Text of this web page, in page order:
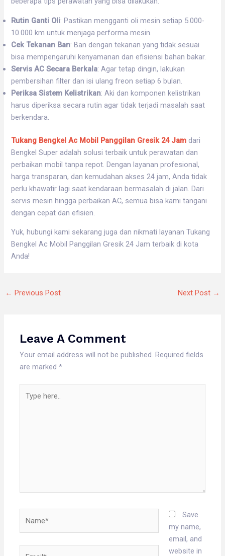
Rutin Ganti Oli: Pastikan mengganti oli mesin setiap 5.000-
10.000 km untuk menjaga performa mesin.
Cek Tekanan Ban: Ban dengan tekanan yang tidak sesuai
bisa mempengaruhi kenyamanan dan efisiensi bahan bakar.
Servis AC Secara Berkala: Agar tetap dingin, lakukan
pembersihan filter dan isi ulang freon setiap 6 bulan.
Periksa Sistem Kelistrikan: Aki dan komponen kelistrikan
harus diperiksa secara rutin agar tidak terjadi masalah saat
berkendara.
Tukang Bengkel Ac Mobil Panggilan Gresik 24 Jam dari
Bengkel Super adalah solusi terbaik untuk perawatan dan
perbaikan mobil tanpa repot. Dengan layanan profesional,
harga transparan, dan kemudahan akses 24 jam, Anda tidak
perlu khawatir lagi saat kendaraan bermasalah di jalan. Dari
servis mesin hingga perbaikan AC, semua bisa kami tangani
dengan cepat dan efisien.
Yuk, hubungi kami sekarang juga dan nikmati layanan Tukang
Bengkel Ac Mobil Panggilan Gresik 24 Jam terbaik di kota
Anda!
← Previous Post Next Post →
Leave A Comment
Your email address will not be published. Required fields
are marked*
here..
Save
my name,
email, and
website in